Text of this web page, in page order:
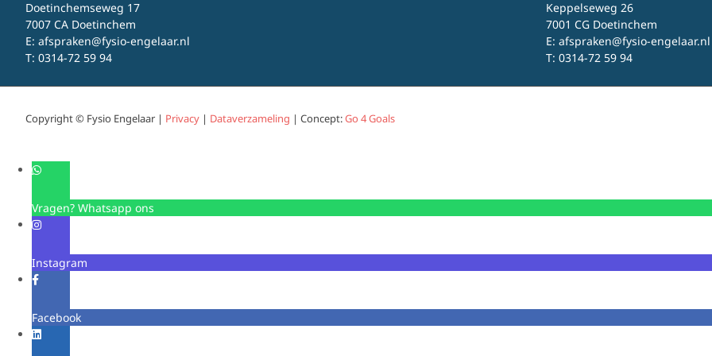
Doetinchemseweg 17
7007 CA Doetinchem
E: afspraken@fysio-engelaar.nl
T: 0314-72 59 94
Keppelseweg 26
7001 CG Doetinchem
E: afspraken@fysio-engelaar.nl
T: 0314-72 59 94
Copyright © Fysio Engelaar | Privacy | Dataverzameling | Concept:Go 4 Goals
Vragen? Whatsapp ons
Instagram
Facebook